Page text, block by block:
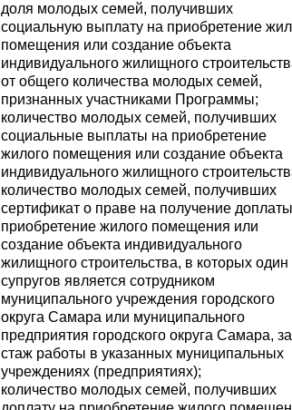
доля молодых семей, получивших
социальную выплату на приобретение
помещения или создание объекта
индивидуального жилищного
от общего количества молодых семей,
признанных участниками Программы;
количество молодых семей, получивших
социальные выплаты на приобретение
жилого помещения или создание объекта
индивидуального жилищного
количество молодых семей, получивших
сертификат о праве на получение
приобретение жилого помещения или
создание объекта индивидуального
жилищного строительства, в которых один
супругов является сотрудником
муниципального учреждения городского
округа Самара или муниципального
предприятия городского округа Самара, за
стаж работы в указанных муниципальных
учреждениях (предприятиях);
количество молодых семей, получивших